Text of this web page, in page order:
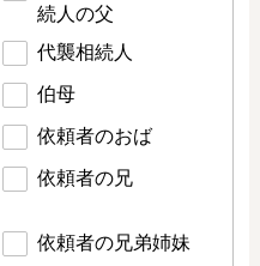
続人の父
代襲相続人
伯母
依頼者のおば
依頼者の兄
依頼者の兄弟姉妹